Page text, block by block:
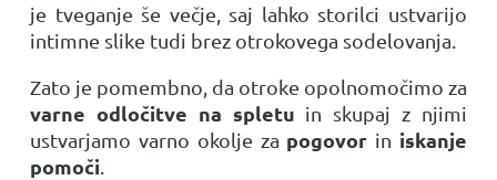
je tveganje še večje, saj lahko storilci ustvarijo
intimne slike tudi brez otrokovega sodelovanja.
Zato je pomembno, da otroke opolnomočimo za
varne odločitve na spletu in skupaj z njimi
ustvarjamo varno okolje za pogovor in iskanje
pomoči